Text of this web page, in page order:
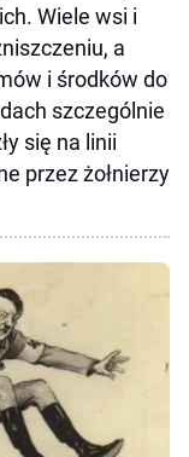
Wiele wsi i
a
i środków do
szczególnie
się na linii
przez żołnierzy